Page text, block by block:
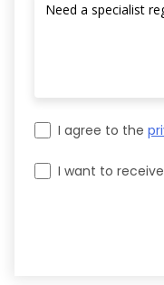
I agree to the
I want to